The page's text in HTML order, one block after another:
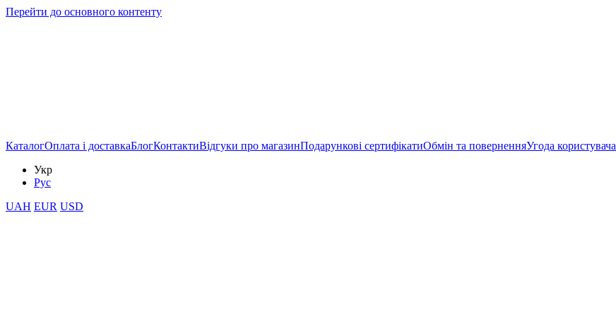
Перейти до основного контенту
КаталогОплата і доставкаБлогКонтактиВідгуки про магазинПодарункові сертифікатиОбмін та поверненняУгода користувача
Укр
Рус
UAH EUR USD